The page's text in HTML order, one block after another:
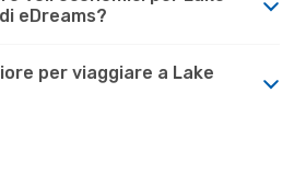
eDreams?
per viaggiare a Lake